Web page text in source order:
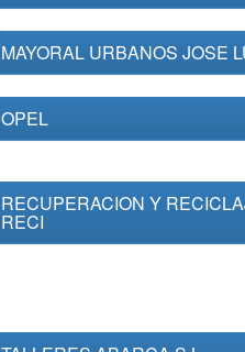
MAYORAL URBANOS JOSE
OPEL
RECUPERACION Y
RECI